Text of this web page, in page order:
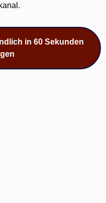
in 60 Sekunden